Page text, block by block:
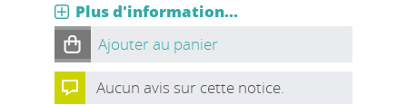
Plus d'information...
Ajouter au panier
Aucun avis sur cette notice.